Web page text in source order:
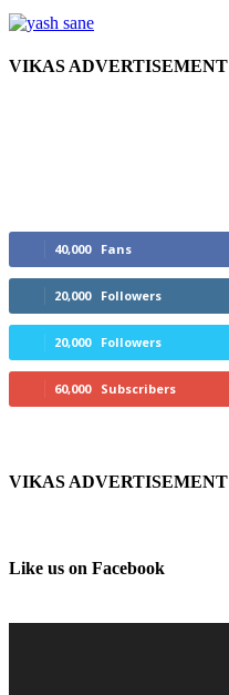
VIKAS ADVERTISEMENT
40,000 Fans
20,000 Followers
20,000 Followers
60,000 Subscribers
VIKAS ADVERTISEMENT
Like us on Facebook